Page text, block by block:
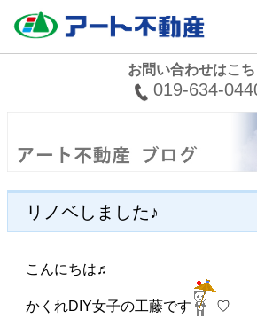
お問い合わせはこち
019-634-
リノベしました♪
こんにちは♬
かくれDIY女子の工藤です ♡